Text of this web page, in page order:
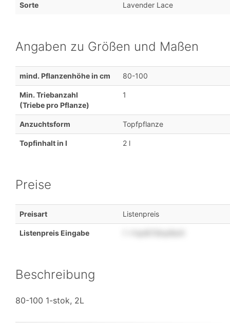
Sorte Lavender Lace
Angaben zu Größen und Maßen
mind. Pflanzenhöhe in cm 80-100
Min. Triebanzahl
(Triebe pro Pflanze)
1
Anzuchtsform Topfpflanze
Topfinhalt in l 2 l
Preise
Preisart Listenpreis
Listenpreis Eingabe
Beschreibung
80-100 1-stok, 2L